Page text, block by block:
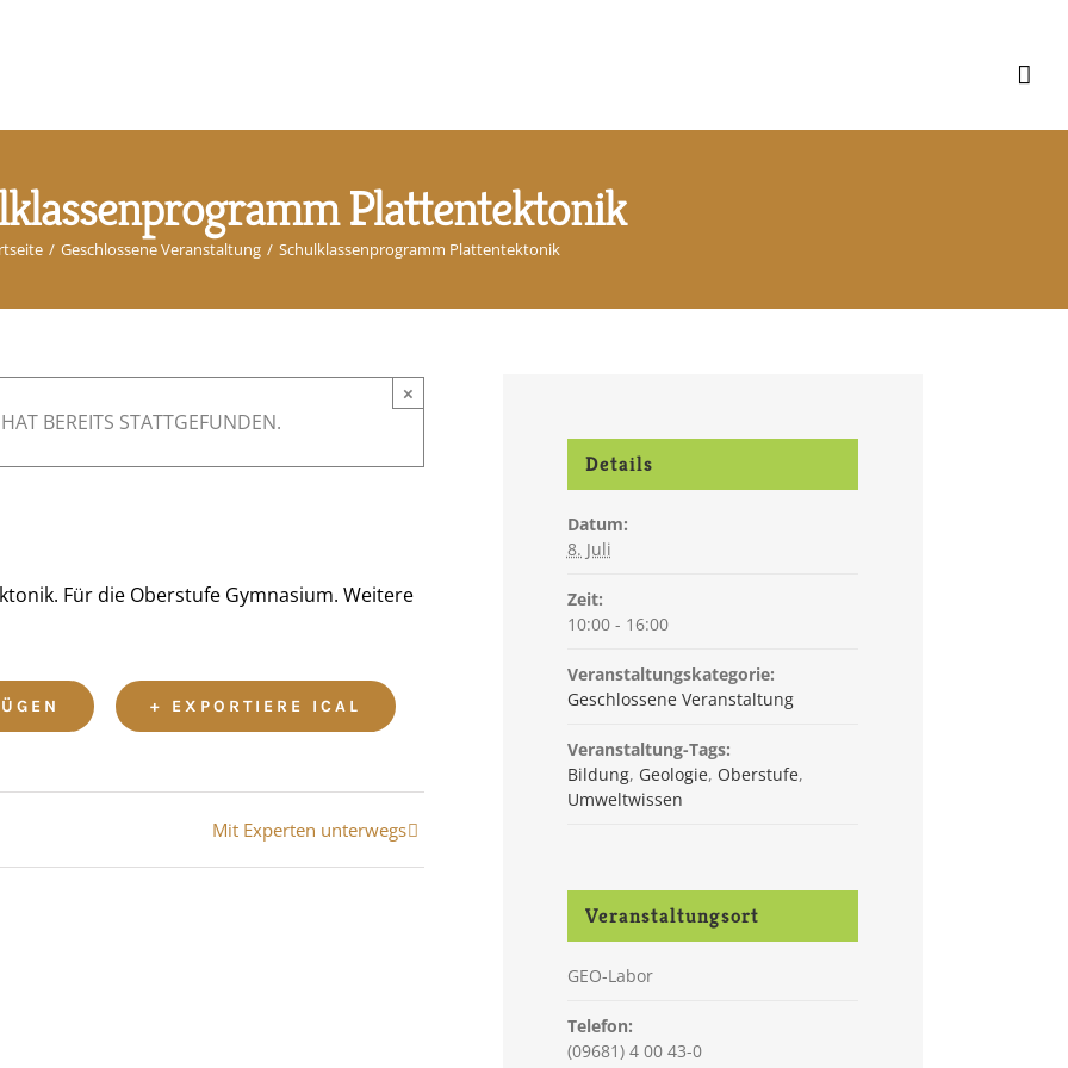
Plattentektonik
/ Geschlossene Veranstaltung / Schulklassenprogramm Plattentektonik
×
BEREITS STATTGEFUNDEN.
Für die Oberstufe Gymnasium. Weitere
+ EXPORTIERE ICAL
Mit Experten unterwegs
Details
Datum:
8. Juli
Zeit:
10:00 - 16:00
Veranstaltungskategorie:
Geschlossene Veranstaltung
Veranstaltung-Tags:
Bildung, Geologie, Oberstufe,
Umweltwissen
Veranstaltungsort
GEO-Labor
Telefon:
(09681) 4 00 43-0